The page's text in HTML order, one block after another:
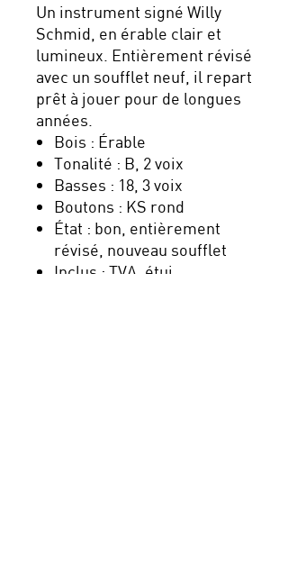
Un instrument signé Willy
Schmid, en érable clair et
lumineux. Entièrement révisé
avec un soufflet neuf, il repart
prêt à jouer pour de longues
années.
Bois : Érable
Tonalité : B, 2 voix
Basses : 18, 3 voix
Boutons : KS rond
État : bon, entièrement
révisé, nouveau soufflet
Inclus : TVA, étui